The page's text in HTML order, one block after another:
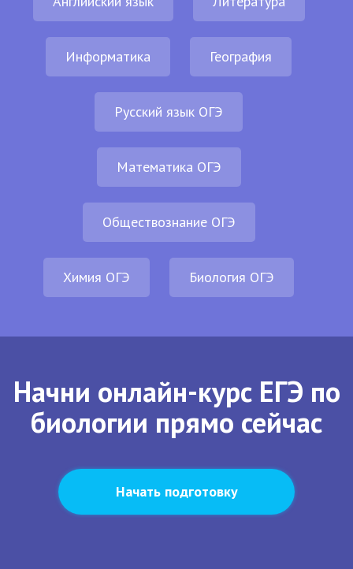
Информатика География
Русский язык ОГЭ
Математика ОГЭ
Обществознание ОГЭ
Химия ОГЭ Биология ОГЭ
Начни онлайн-курс ЕГЭ по
биологии прямо сейчас
Начать подготовку